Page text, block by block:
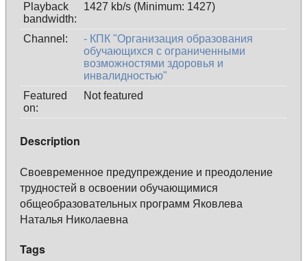
Playback
bandwidth:
1427 kb/s (Minimum: 1427)
Channel:
- КПК "Организация образования
обучающихся с ограниченными
возможностями здоровья и
инвалидностью"
Featured
on:
Not featured
Description
Своевременное предупреждение и преодоление
трудностей в освоении обучающимися
общеобразовательных программ Яковлева
Наталья Николаевна
Tags